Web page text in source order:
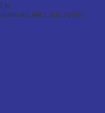
м.
лист или грунт.